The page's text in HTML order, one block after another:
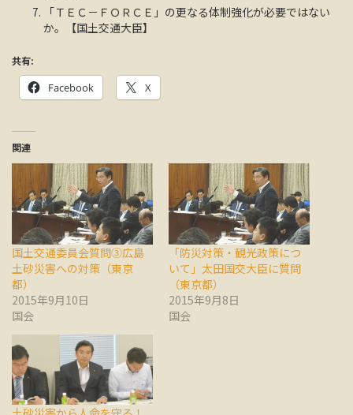
「ＴＥＣ－ＦＯＲＣＥ」の更なる体制強化が必要ではない
か。【国土交通大臣】
共有:
Facebook X
関連
国土交通委員会質問③広島
土砂災害への対策（東京
都）
2015年9月10日
国会
「防災対策・観光政策につ
いて」太田国交大臣に質問
（東京都）
2015年9月8日
国会